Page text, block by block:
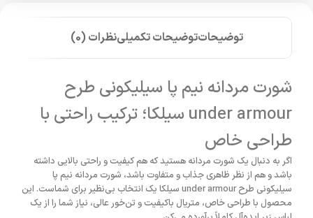
توضیحاتتوضیحات تکمیلینظرات (0)
شورت مردانه نیم پا سیلیکونی طرح
under armour سیلکا؛ ترکیب راحتی با
طراحی خاص
اگر به دنبال یک شورت مردانه هستید که هم کیفیت و راحتی بالایی داشته
باشد و هم از نظر ظاهری جذاب و متفاوت باشد، شورت مردانه نیم پا
سیلیکونی طرح under armour سیلکا یک انتخاب بی‌نظیر برای شماست. این
محصول با طراحی خاص، متریال باکیفیت و تن‌خور عالی، نیاز شما را از یک